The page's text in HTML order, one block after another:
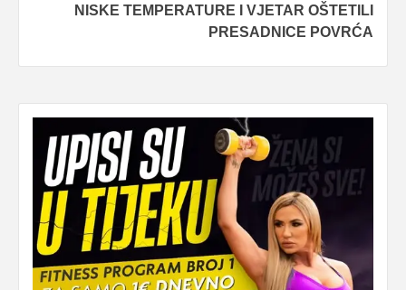
NISKE TEMPERATURE I VJETAR OŠTETILI
PRESADNICE POVRĆA